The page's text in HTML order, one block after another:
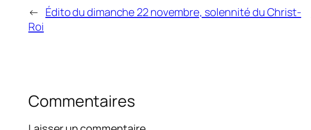
← Édito du dimanche 22 novembre, solennité du Christ-
Roi
Commentaires